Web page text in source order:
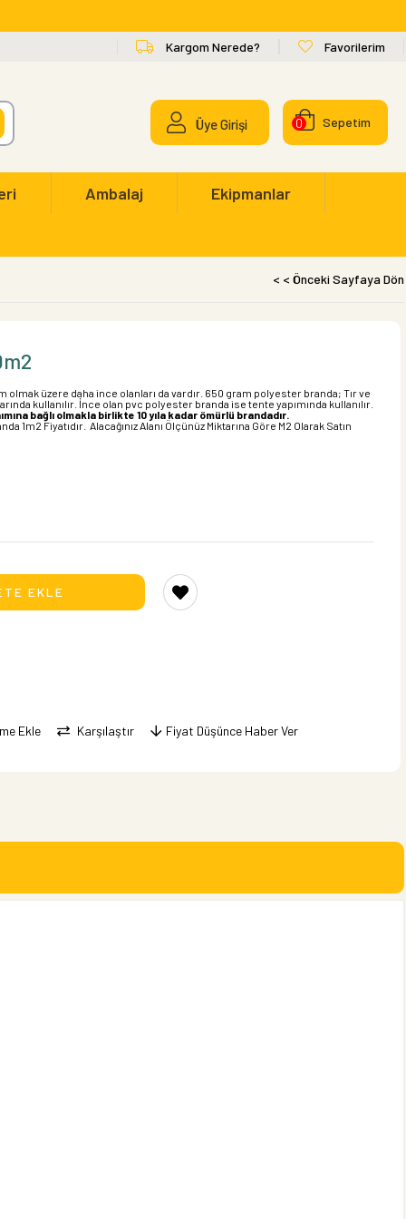
Kargom Nerede? Favorilerim
Sepetim
0
Üye Girişi
Ambalaj Ekipmanlar
< < Önceki Sayfaya Dön
olmak üzere daha ince olanları da vardır. 650 gram polyester branda; Tır ve
kullanılır. İnce olan pvc polyester branda ise tente yapımında kullanılır.
bağlı olmakla birlikte 10 yıla kadar ömürlü brandadır.
1m2 Fiyatıdır. Alacağınız Alanı Ölçünüz Miktarına Göre M2 Olarak Satın
Ekle Karşılaştır Fiyat Düşünce Haber Ver